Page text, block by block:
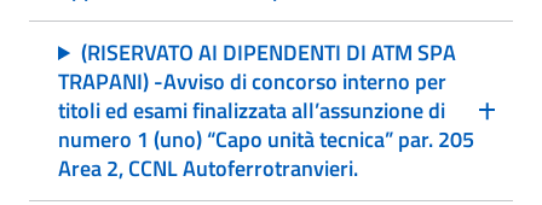
(RISERVATO AI DIPENDENTI DI ATM SPA
TRAPANI) -Avviso di concorso interno per
titoli ed esami finalizzata all’assunzione di
numero 1 (uno) “Capo unità tecnica” par. 205
Area 2, CCNL Autoferrotranvieri.